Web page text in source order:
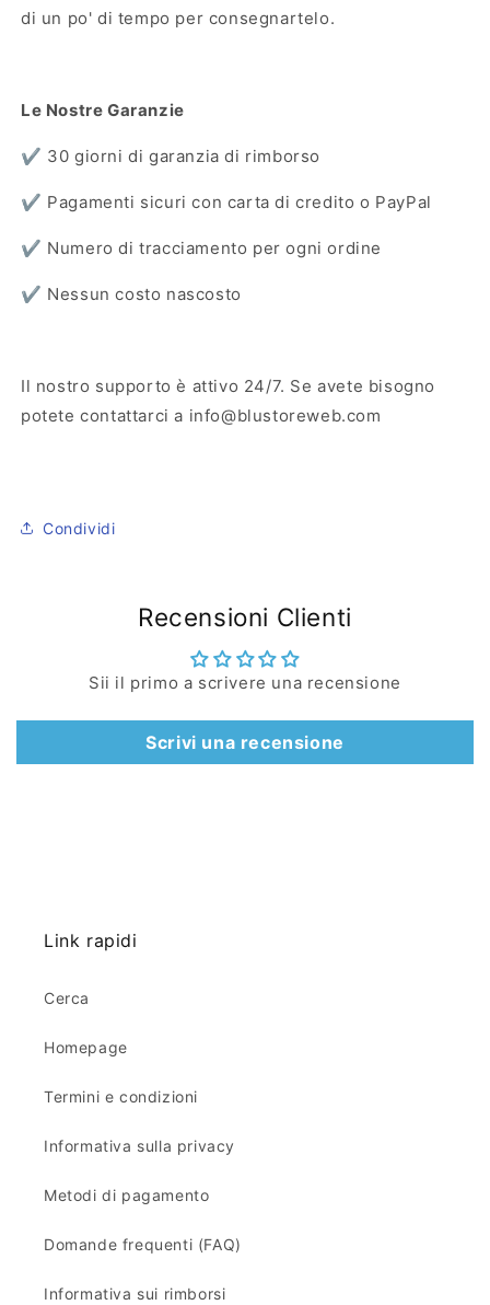
di un po' di tempo per consegnartelo.
Le Nostre Garanzie
✔️ 30 giorni di garanzia di rimborso
✔️ Pagamenti sicuri con carta di credito o PayPal
✔️ Numero di tracciamento per ogni ordine
✔️ Nessun costo nascosto
Il nostro supporto è attivo 24/7. Se avete bisogno
potete contattarci a info@blustoreweb.com
Condividi
Recensioni Clienti
Sii il primo a scrivere una recensione
Scrivi una recensione
Link rapidi
Cerca
Homepage
Termini e condizioni
Informativa sulla privacy
Metodi di pagamento
Domande frequenti (FAQ)
Informativa sui rimborsi